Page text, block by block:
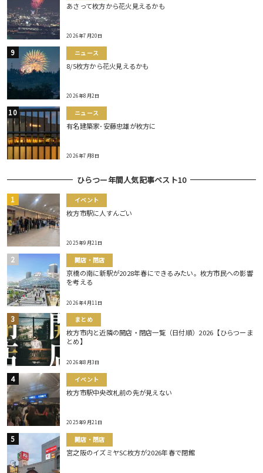
あさって枚方から花火見えるかも
2026年7月20日
ニュース
8/5枚方から花火見えるかも
2026年8月2日
ニュース
有名建築家･安藤忠雄が枚方に
2026年7月8日
ひらつー年間人気記事ベスト10
イベント
枚方市駅に人すんごい
2025年9月21日
開店・閉店
京橋の南に新駅が2028年春にできるみたい。枚方市民への影響
を考える
2026年4月11日
まとめ
枚方市内と近隣の開店・閉店一覧（日付順）2026【ひらつーま
とめ】
2026年8月3日
イベント
枚方市駅中央改札前の先が見えない
2025年9月21日
開店・閉店
宮之阪のイズミヤSC枚方が2026年春で閉館